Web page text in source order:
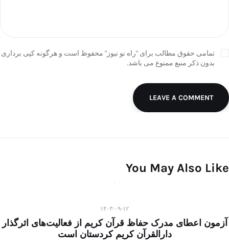
تمامی حقوق مطالب برای "راه نو نیوز" محفوظ است و هرگونه کپی برداری
بدون ذکر منبع ممنوع می باشد.
LEAVE A COMMENT
You May Also Like
۱۴۰۳-۰۹-۱۲
آزمون اعطای مدرک حفاظ قرآن کریم از فعالیت‌های اثرگذار
دارالقرآن کریم کردستان است